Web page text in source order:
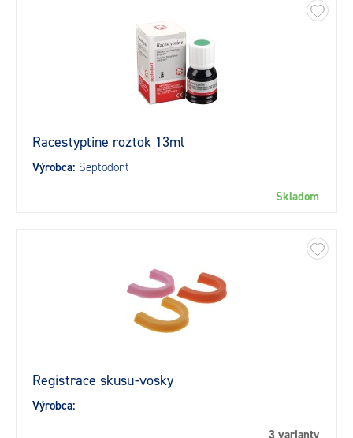
Racestyptine roztok 13ml
Výrobca: Septodont
Skladom
Registrace skusu-vosky
Výrobca: -
3 varianty